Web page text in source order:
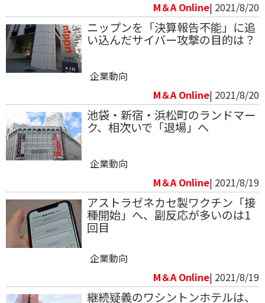
M＆A Online| 2021/8/20
ニップンを「決算報告不能」に追
い込んだサイバー攻撃の目的は？
企業動向
M＆A Online| 2021/8/20
池袋・新宿・浜松町のランドマー
ク、相次いで「退場」へ
企業動向
M＆A Online| 2021/8/19
アストラゼネカセ製ワクチン「接
種開始」へ、副反応が多いのは1
回目
企業動向
M＆A Online| 2021/8/19
継続疑義のワシントンホテルは、